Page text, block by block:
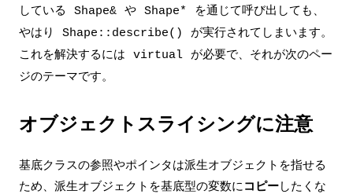
している
Shape& や Shape*
を通じて呼び出しても、
やはり
Shape::describe()
が実行されてしまいます。
これを解決するには
virtual
が必要で、それが次のペー
ジのテーマです。
オブジェクトスライシングに注意
基底クラスの参照やポインタは派生オブジェクトを指せる
ため、派生オブジェクトを基底型の変数にコピーしたくな